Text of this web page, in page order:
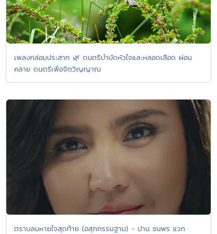
เพลงกล่อมประสาท 🌿 ดนตรีบำบัดหัวใจและหลอดเลือด ผ่อน
คลาย ดนตรีเพื่อจิตวิญญาณ
ตราบลมหายใจสุดท้าย (อสุภกรรมฐาน) - ปาน ธนพร แวก